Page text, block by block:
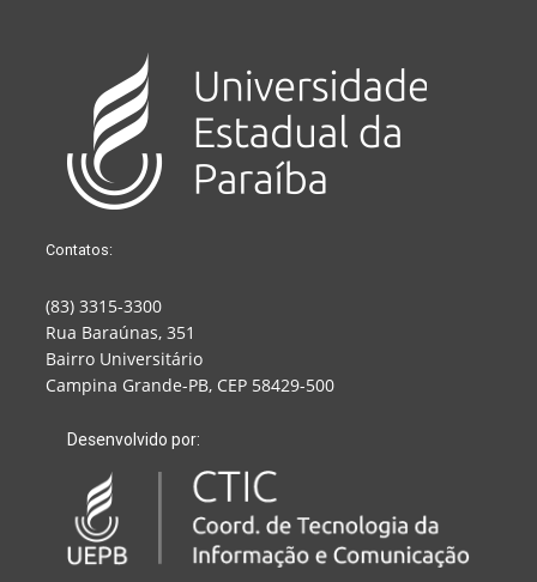
Contatos:
(83) 3315-3300
Rua Baraúnas, 351
Bairro Universitário
Campina Grande-PB, CEP 58429-500
Desenvolvido por: